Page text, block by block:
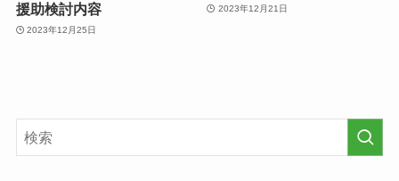
援助検討内容
2023年12月25日
2023年12月21日